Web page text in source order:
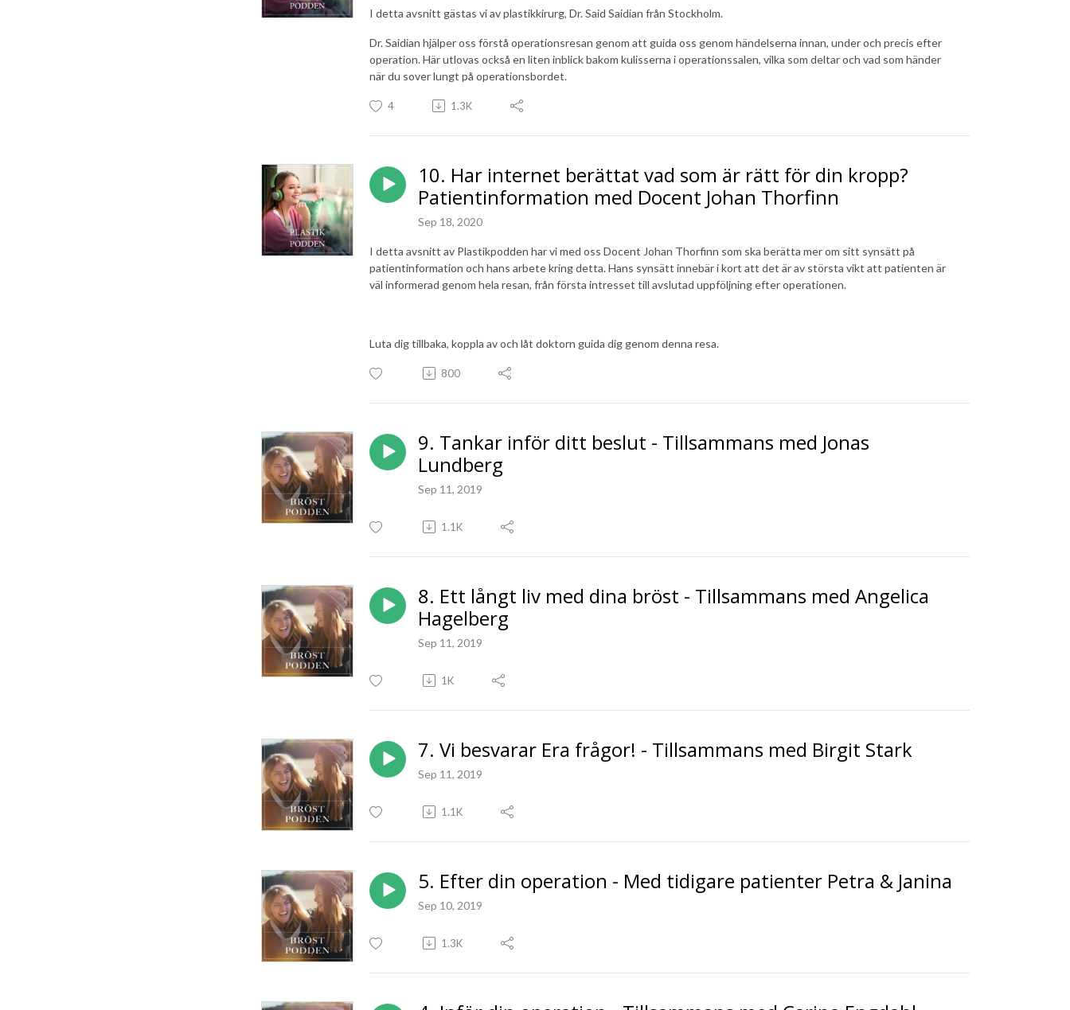
I detta avsnitt gästas vi av plastikkirurg, Dr. Said Saidian från Stockholm.
Dr. Saidian hjälper oss förstå operationsresan genom att guida oss genom händelserna innan, under och precis efter
operation. Här utlovas också en liten inblick bakom kulisserna i operationssalen, vilka som deltar och vad som händer
när du sover lungt på operationsbordet.
4 1.3K
10. Har internet berättat vad som är rätt för din kropp?
Patientinformation med Docent Johan Thorfinn
Sep 18, 2020
I detta avsnitt av Plastikpodden har vi med oss Docent Johan Thorfinn som ska berätta mer om sitt synsätt på
patientinformation och hans arbete kring detta. Hans synsätt innebär i kort att det är av största vikt att patienten är
väl informerad genom hela resan, från första intresset till avslutad uppföljning efter operationen.
Luta dig tillbaka, koppla av och låt doktorn guida dig genom denna resa.
800
9. Tankar inför ditt beslut - Tillsammans med Jonas
Lundberg
Sep 11, 2019
1.1K
8. Ett långt liv med dina bröst - Tillsammans med Angelica
Hagelberg
Sep 11, 2019
1K
7. Vi besvarar Era frågor! - Tillsammans med Birgit Stark
Sep 11, 2019
1.1K
5. Efter din operation - Med tidigare patienter Petra & Janina
Sep 10, 2019
1.3K